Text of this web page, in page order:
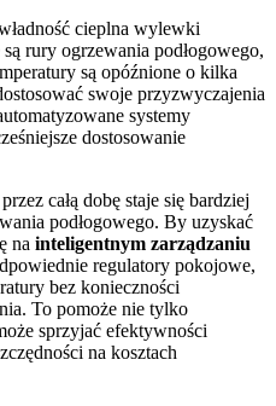
cieplna wylewki
rury ogrzewania podłogowego,
są opóźnione o kilka
swoje przyzwyczajenia
systemy
dostosowanie
całą dobę staje się bardziej
podłogowego. By uzyskać
na inteligentnym zarządzaniu
regulatory pokojowe,
bez konieczności
To pomoże nie tylko
sprzyjać efektywności
na kosztach